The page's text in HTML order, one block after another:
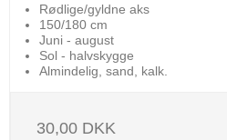
Rødlige/gyldne aks
150/180 cm
Juni - august
Sol - halvskygge
Almindelig, sand, kalk.
30,00 DKK